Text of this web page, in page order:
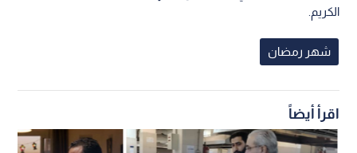
الكريم.
شهر رمضان
اقرأ أيضاً